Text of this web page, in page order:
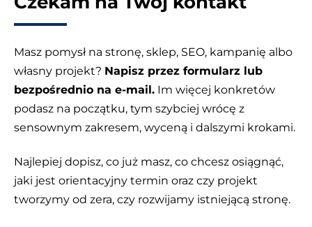
Masz pomysł na stronę, sklep, SEO, kampanię albo
własny projekt? Napisz przez formularz lub
bezpośrednio na e-mail. Im więcej konkretów
podasz na początku, tym szybciej wrócę z
sensownym zakresem, wyceną i dalszymi krokami.
Najlepiej dopisz, co już masz, co chcesz osiągnąć,
jaki jest orientacyjny termin oraz czy projekt
tworzymy od zera, czy rozwijamy istniejącą stronę.